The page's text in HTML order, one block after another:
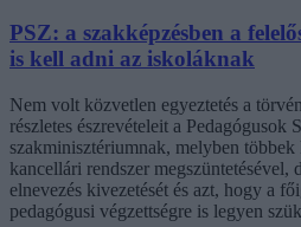
PSZ: a szakképzésben a
is kell adni az iskoláknak
Nem volt közvetlen egyeztetés a
részletes észrevételeit a Pedagógusok
szakminisztériumnak, melyben többek
kancellári rendszer megszüntetésével,
elnevezés kivezetését és azt, hogy a
pedagógusi végzettségre is legyen